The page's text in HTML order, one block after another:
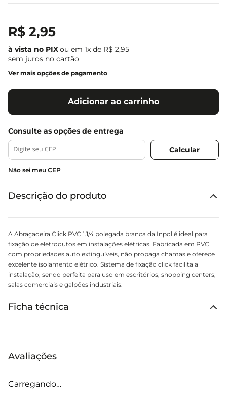
R$ 2,95
ou em 1x de R$ 2,95
sem juros no cartão
Ver mais opções de pagamento
Adicionar ao carrinho
Não sei meu CEP
Descrição do produto
A Abraçadeira Click PVC 1.1/4 polegada branca da Inpol é ideal para
fixação de eletrodutos em instalações elétricas. Fabricada em PVC
com propriedades auto extinguíveis, não propaga chamas e oferece
excelente isolamento elétrico. Sistema de fixação click facilita a
instalação, sendo perfeita para uso em escritórios, shopping centers,
salas comerciais e galpões industriais.
Ficha técnica
Avaliações
Carregando…